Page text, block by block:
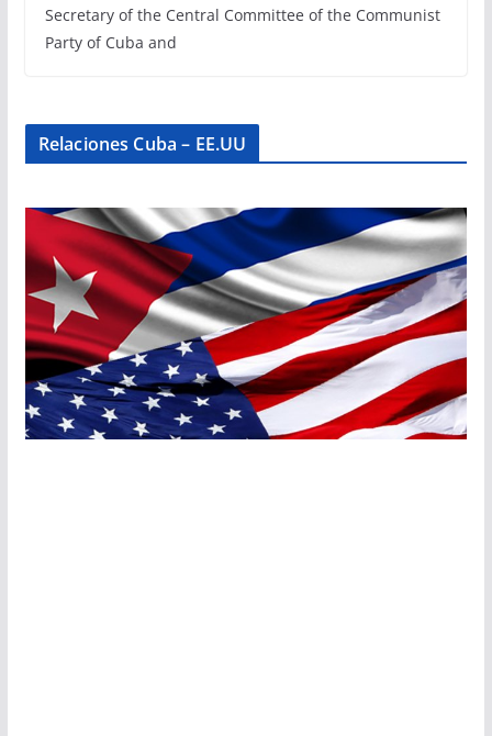
Secretary of the Central Committee of the Communist
Party of Cuba and
Relaciones Cuba – EE.UU